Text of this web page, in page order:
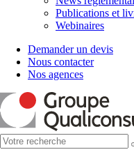
Publications et
Webinaires
Demander un devis
Nous contacter
Nos agences